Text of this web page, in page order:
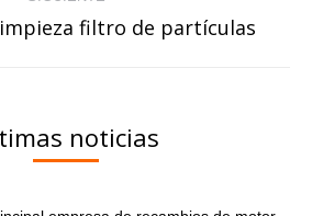
Publicación
filtro de partículas
noticias